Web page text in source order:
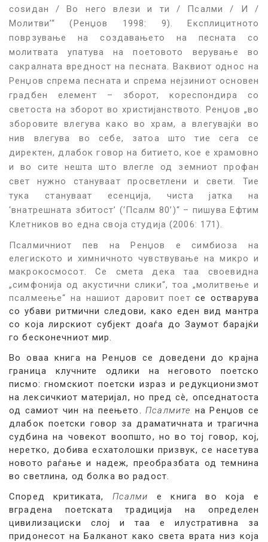
соѕидан / Во него влези и ти / Псалми / И /
Молитви’“ (Ренџов 1998: 9). Експлицитното
поврзување на создавањето на песната со
молитвата упатува на поетовото верување во
сакралната вредност на песната. Ваквиот однос на
Ренџов спрема песната и спрема нејзиниот основен
градбен елемент – зборот, кореспондира со
светоста на зборот во христијанството. Ренџов „во
зборовите влегува како во храм, а влегувајќи во
нив влегува во себе, затоа што тие сега се
директен, длабок говор на битието, кое е храмовно
и во сите нешта што влегле од земниот профан
свет нужно стануваат просветлени и свети. Тие
тука стануваат есенција, чиста јатка на
‘внатрешната збитост’ (‘Псалм 80’)“ – пишува Ефтим
Клетников во една своја студија (2006: 171).
Псалмичниот пев на Ренџов е симбиоза на
елегиското и химничното чувствување на микро и
макрокосмосот. Се смета дека таа
своевидна
„симфонија од акустични слики“, тоа „молитвење и
псалмеење“ на нашиот даровит поетсе остварува
со убави ритмични следови, како еден вид мантра
со која лирскиот субјект доаѓа до Заумот барајќи
го бесконечниот мир.
Во оваа книга на Ренџов се доведени до крајна
граница клучните одлики на неговото поетско
писмо: гномскиот поетски израз и редукционизмот
на лексичкиот материјал, но пред сè, опседнатоста
од самиот чин на пеењето.Псалмите на Ренџов се
длабок поетски говор за драматичната и трагична
судбина на човекот воопшто, но во тој говор, кој,
неретко, добива есхатолошки призвук, се насетува
новото раѓање и надеж, преобразбата од темнина
во светлина, од болка во радост.
Според критиката, Псалми е книга во која е
вградена поетската традиција на определен
цивилизациски слој и таа е илустративна за
придонесот на Балканот како света врата низ која